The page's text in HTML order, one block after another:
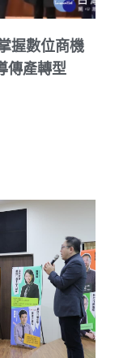
握數位商機
傳產轉型